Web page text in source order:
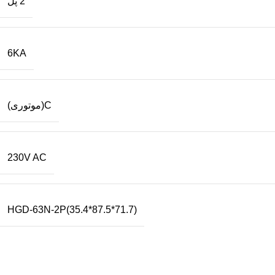
6KA
C(موتوری)
230V AC
HGD-63N-2P(35.4*87.5*71.7)